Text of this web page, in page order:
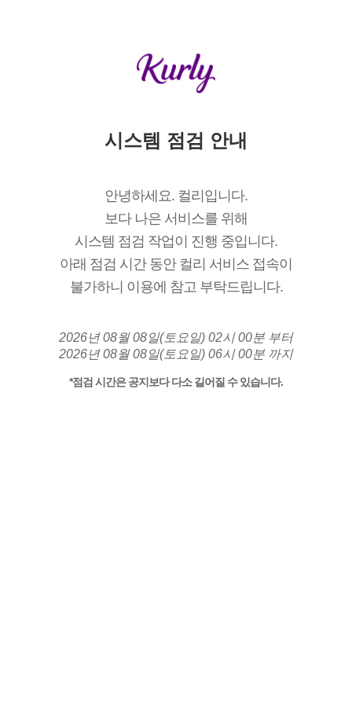
시스템 점검 안내
안녕하세요. 컬리입니다.
보다 나은 서비스를 위해
시스템 점검 작업이 진행 중입니다.
아래 점검 시간 동안 컬리 서비스 접속이
불가하니 이용에 참고 부탁드립니다.
2026년 08월 08일(토요일) 02시 00분 부터
2026년 08월 08일(토요일) 06시 00분 까지
*점검 시간은 공지보다 다소 길어질 수 있습니다.